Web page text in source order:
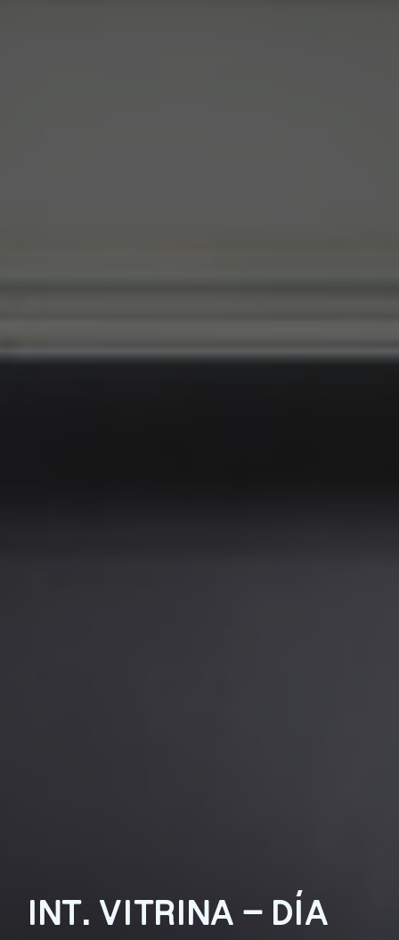
INT. VITRINA – DÍA